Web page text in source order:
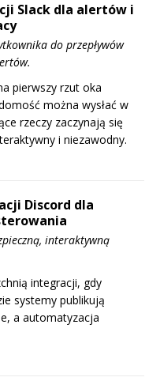
Slack dla alertów i
do przepływów
pierwszy rzut oka
można wysłać w
rzeczy zaczynają się
i niezawodny.
Discord dla
interaktywną
integracji, gdy
systemy publikują
a automatyzacja